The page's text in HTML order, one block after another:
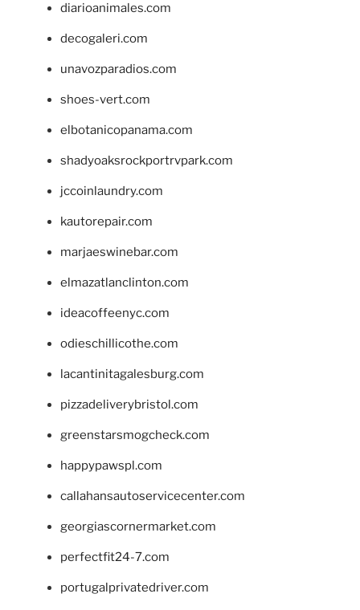
diarioanimales.com
decogaleri.com
unavozparadios.com
shoes-vert.com
elbotanicopanama.com
shadyoaksrockportrvpark.com
jccoinlaundry.com
kautorepair.com
marjaeswinebar.com
elmazatlanclinton.com
ideacoffeenyc.com
odieschillicothe.com
lacantinitagalesburg.com
pizzadeliverybristol.com
greenstarsmogcheck.com
happypawspl.com
callahansautoservicecenter.com
georgiascornermarket.com
perfectfit24-7.com
portugalprivatedriver.com